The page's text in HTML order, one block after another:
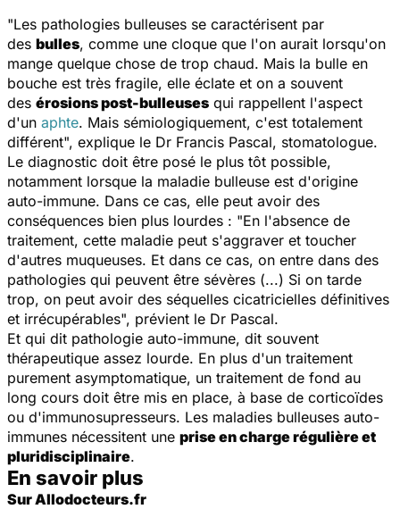
"Les pathologies bulleuses se caractérisent par
des bulles, comme une cloque que l'on aurait lorsqu'on
mange quelque chose de trop chaud. Mais la bulle en
bouche est très fragile, elle éclate et on a souvent
des érosions post-bulleuses qui rappellent l'aspect
d'un aphte. Mais sémiologiquement, c'est totalement
différent", explique le Dr Francis Pascal, stomatologue.
Le diagnostic doit être posé le plus tôt possible,
notamment lorsque la maladie bulleuse est d'origine
auto-immune. Dans ce cas, elle peut avoir des
conséquences bien plus lourdes : "En l'absence de
traitement, cette maladie peut s'aggraver et toucher
d'autres muqueuses. Et dans ce cas, on entre dans des
pathologies qui peuvent être sévères (...) Si on tarde
trop, on peut avoir des séquelles cicatricielles définitives
et irrécupérables", prévient le Dr Pascal.
Et qui dit pathologie auto-immune, dit souvent
thérapeutique assez lourde. En plus d'un traitement
purement asymptomatique, un traitement de fond au
long cours doit être mis en place, à base de corticoïdes
ou d'immunosupresseurs. Les maladies bulleuses auto-
immunes nécessitent une prise en charge régulière et
pluridisciplinaire.
En savoir plus
Sur Allodocteurs.fr